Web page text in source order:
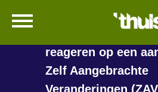
Naar de
Ga naar Hoofd
langer duren
reageren op een
Zelf Aangebrachte
Veranderingen